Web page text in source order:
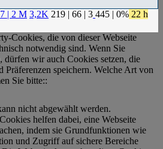
| 2 M 3,2K 219 | 66 | 3 445 | 0% 22 h
Cookies, die von dieser Webseite
notwendig sind. Wenn Sie
dürfen wir auch Cookies setzen, die
speichern. Welche Art von
Sie bitte::
nicht abgewählt werden.
helfen dabei, eine Webseite
indem sie Grundfunktionen wie
und Zugriff auf sichere Bereiche